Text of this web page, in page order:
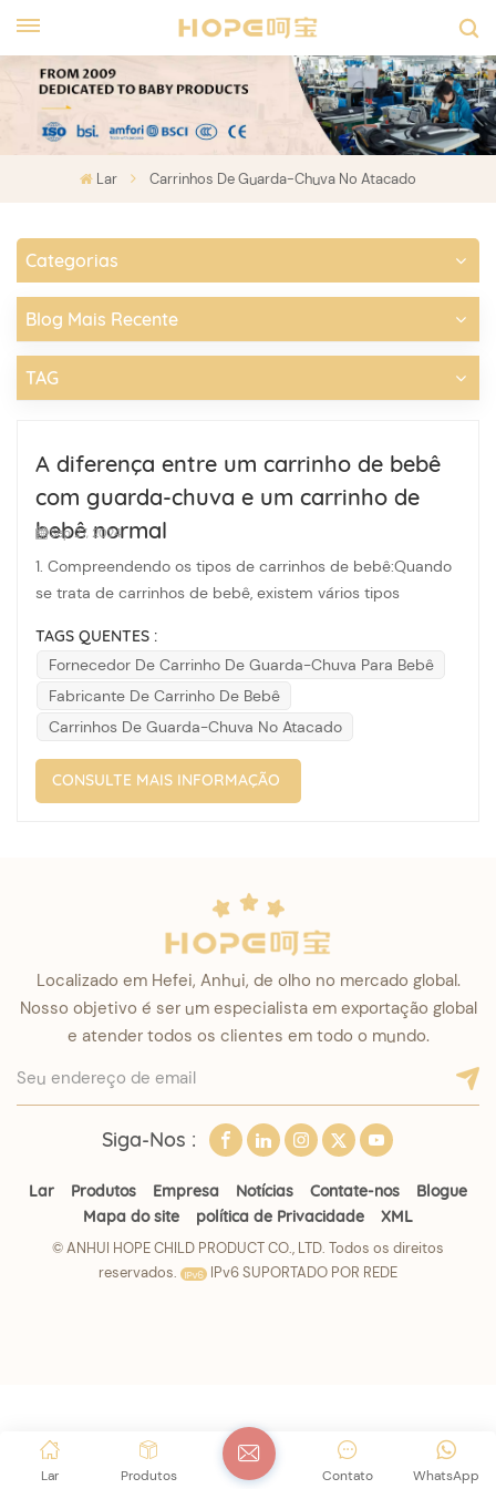
Lar Carrinhos De Guarda-Chuva No Atacado
Categorias
Blog Mais Recente
TAG
A diferença entre um carrinho de bebê
com guarda-chuva e um carrinho de
bebê normal
Sep 27, 2024
1. Compreendendo os tipos de carrinhos de bebê:Quando
se trata de carrinhos de bebê, existem vários tipos
carrinho guarda-chuva e o carrinho de bebê normal.
Compreender as diferenças entre eles o ajudará a tomar
uma decisão informada. 2. Carr...
TAGS QUENTES :
Fornecedor De Carrinho De Guarda-Chuva Para Bebê
Fabricante De Carrinho De Bebê
Carrinhos De Guarda-Chuva No Atacado
CONSULTE MAIS INFORMAÇÃO
Localizado em Hefei, Anhui, de olho no mercado global.
Nosso objetivo é ser um especialista em exportação global
e atender todos os clientes em todo o mundo.
Siga-Nos :
Lar Produtos Empresa Notícias Contate-nos
Blogue
Mapa do site
política de Privacidade XML
© ANHUI HOPE CHILD PRODUCT CO., LTD. Todos os direitos
reservados.
IPv6 SUPORTADO POR REDE
Lar Produtos WhatsApp
Contato